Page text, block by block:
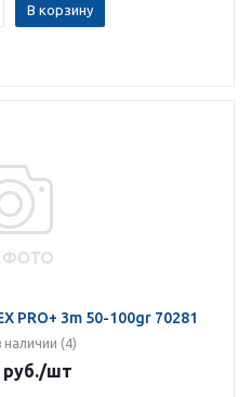
В корзину
PRO+ 3m 50-100gr 70281
наличии (4)
руб./шт